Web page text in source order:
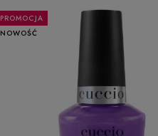
PROMOCJA
NOWOŚĆ